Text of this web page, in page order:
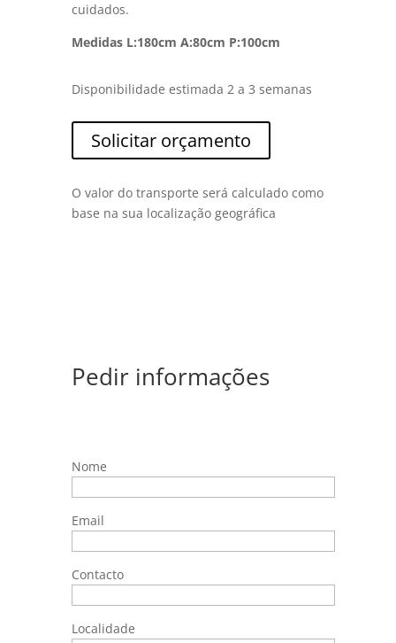
cuidados.
Medidas L:180cm A:80cm P:100cm
Disponibilidade estimada 2 a 3 semanas
Solicitar orçamento
O valor do transporte será calculado como
base na sua localização geográfica
Pedir informações
Nome
Email
Contacto
Localidade